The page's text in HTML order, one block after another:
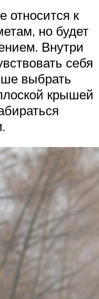
относится к
но будет
Внутри
себя
выбрать
крышей